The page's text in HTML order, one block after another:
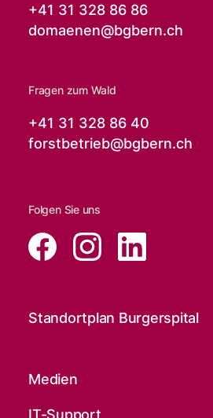
+41 31 328 86 86
domaenen@bgbern.ch
Fragen zum Wald
+41 31 328 86 40
forstbetrieb@bgbern.ch
Folgen Sie uns
Standortplan Burgerspital
Medien
IT-Support